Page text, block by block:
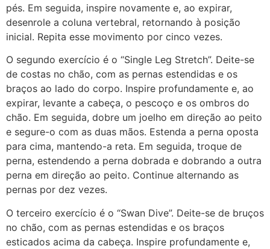
pés. Em seguida, inspire novamente e, ao expirar,
desenrole a coluna vertebral, retornando à posição
inicial. Repita esse movimento por cinco vezes.
O segundo exercício é o “Single Leg Stretch”. Deite-se
de costas no chão, com as pernas estendidas e os
braços ao lado do corpo. Inspire profundamente e, ao
expirar, levante a cabeça, o pescoço e os ombros do
chão. Em seguida, dobre um joelho em direção ao peito
e segure-o com as duas mãos. Estenda a perna oposta
para cima, mantendo-a reta. Em seguida, troque de
perna, estendendo a perna dobrada e dobrando a outra
perna em direção ao peito. Continue alternando as
pernas por dez vezes.
O terceiro exercício é o “Swan Dive”. Deite-se de bruços
no chão, com as pernas estendidas e os braços
esticados acima da cabeça. Inspire profundamente e,